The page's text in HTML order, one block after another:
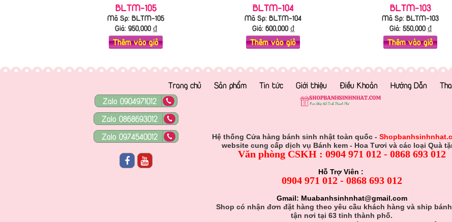
BLTM-105
Mã Sp: BLTM-105
Giá: 950,000₫
Thêm vào giỏ
BLTM-104
Mã Sp: BLTM-104
Giá: 600,000₫
Thêm vào giỏ
BLTM-103
Mã Sp: BLTM-103
Giá: 550,000₫
Thêm vào giỏ
Trang chủ Sản phẩm Tin tức Giới thiệu Điều Khoản Hướng Dẫn
Zalo 0904971012
Zalo 0868693012
Zalo 0974540012
Hệ thống Cửa hàng bánh sinh nhật toàn quốc -
website cung cấp dịch vụ Bánh kem - Hoa Tươi và các loại Quà
Văn phòng CSKH : 0904 971 012 - 0868 693 012
Hỗ Trợ Viên :
0904 971 012 - 0868 693 012
Gmail: Muabanhsinhnhat@gmail.com
Shop có nhận đơn đặt hàng theo yêu cầu khách hàng và ship
tận nơi tại 63 tỉnh thành phố.